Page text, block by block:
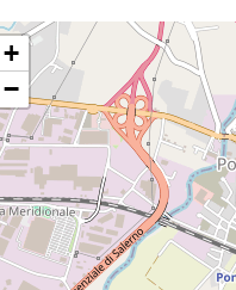
+
−